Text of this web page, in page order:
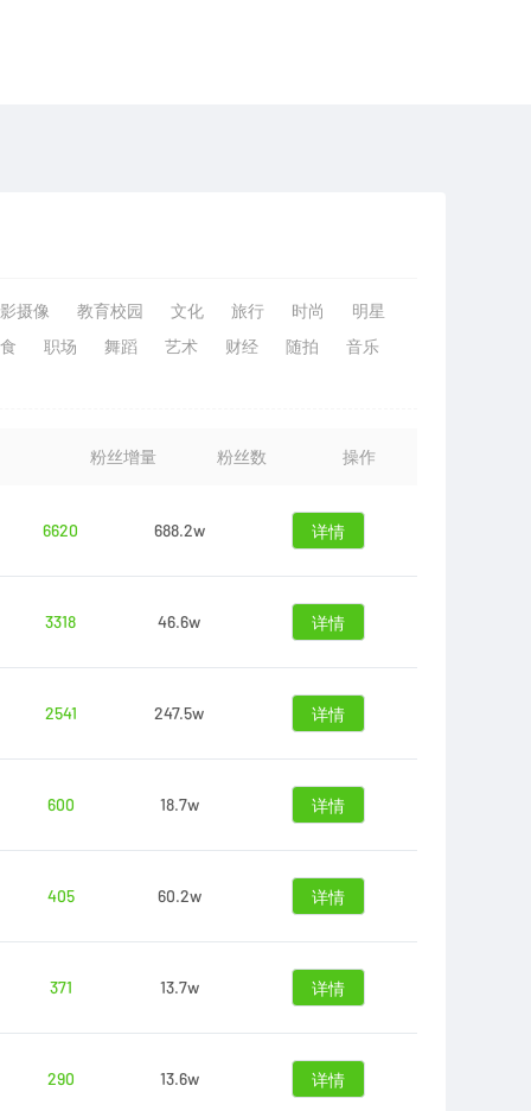
摄像 教育校园 文化 旅行 时尚
明星
职场 舞蹈 艺术 财经 随拍
音乐
粉丝增量 粉丝数 操作
6620
688.2w 详情
3318
46.6w 详情
2541
247.5w 详情
600
18.7w 详情
405
60.2w 详情
371
13.7w 详情
290
13.6w 详情